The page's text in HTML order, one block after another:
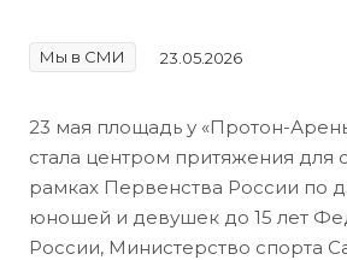
Мы в СМИ 23.05.2026
23 мая площадь у «Протон-
стала центром притяжения для
рамках Первенства России по
юношей и девушек до 15 лет
России, Министерство спорта